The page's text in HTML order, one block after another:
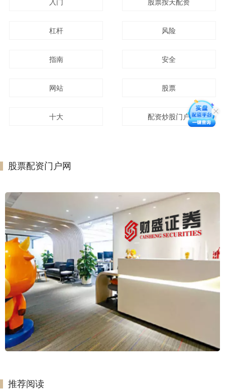
杠杆 风险
指南 安全
网站 股票
十大 配资炒股门户
股票配资门户网
推荐阅读